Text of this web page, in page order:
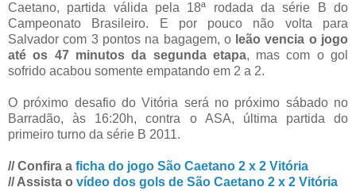
Caetano, partida válida pela 18ª rodada da série B do
Campeonato Brasileiro. E por pouco não volta para
Salvador com 3 pontos na bagagem, o leão vencia o jogo
até os 47 minutos da segunda etapa, mas com o gol
sofrido acabou somente empatando em 2 a 2.
O próximo desafio do Vitória será no próximo sábado no
Barradão, às 16:20h, contra o ASA, última partida do
primeiro turno da série B 2011.
// Confira a ficha do jogo São Caetano 2 x 2 Vitória
// Assista o vídeo dos gols de São Caetano 2 x 2 Vitória